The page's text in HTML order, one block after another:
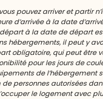
pouvez arriver et partir
d’arrivée à la date
départ à la date de départ
hébergements, il peut y
obligatoire, qui peut être
pour les jours de
de l’hébergement
personnes autorisées
le logement avec